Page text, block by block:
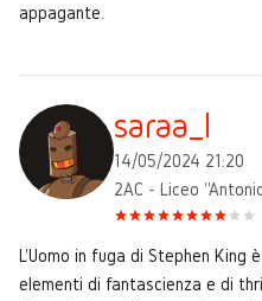
appagante.
saraa_l
14/05/2024 21:20
2AC - Liceo
L'Uomo in fuga di Stephen King
elementi di fantascienza e di